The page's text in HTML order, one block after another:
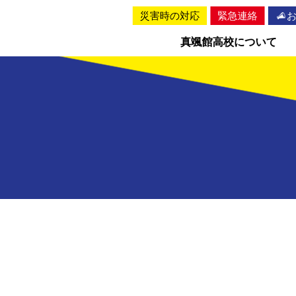
真颯館高校について
災害時の対応 緊急連絡